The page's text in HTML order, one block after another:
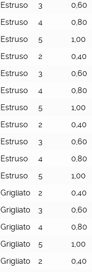
Estruso 3 0,60
Estruso 4 0,80
Estruso 5 1,00
Estruso 2 0,40
Estruso 3 0,60
Estruso 4 0,80
Estruso 5 1,00
Estruso 2 0,40
Estruso 3 0,60
Estruso 4 0,80
Estruso 5 1,00
Grigliato 2 0,40
Grigliato 3 0,60
Grigliato 4 0,80
Grigliato 5 1,00
Grigliato 2 0,40